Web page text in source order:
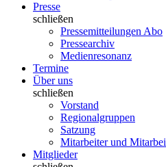
Presse
schließen
Pressemitteilungen Abo
Pressearchiv
Medienresonanz
Termine
Über uns
schließen
Vorstand
Regionalgruppen
Satzung
Mitarbeiter und
Mitglieder